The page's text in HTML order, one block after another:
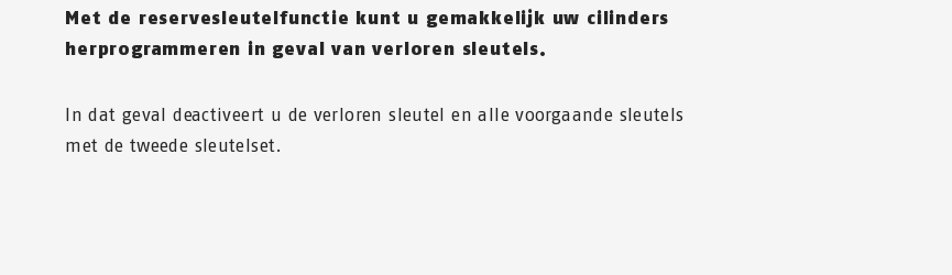
Met de reservesleutelfunctie kunt u gemakkelijk uw cilinders
herprogrammeren in geval van verloren sleutels.
In dat geval deactiveert u de verloren sleutel en alle voorgaande sleutels
met de tweede sleutelset.